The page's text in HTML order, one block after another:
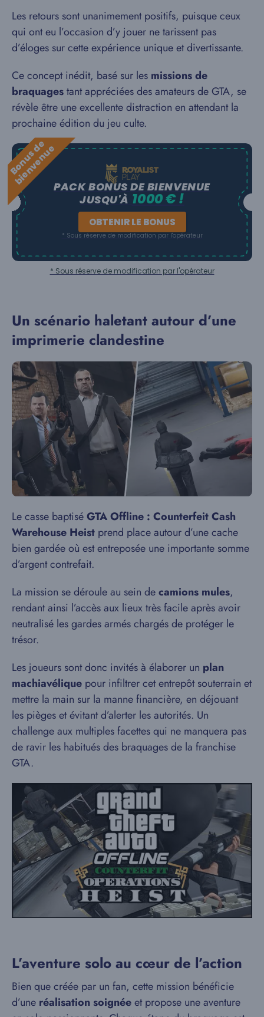
Les retours sont unanimement positifs, puisque ceux
qui ont eu l’occasion d’y jouer ne tarissent pas
d’éloges sur cette expérience unique et divertissante.
Ce concept inédit, basé sur les missions de
braquagestant appréciées des amateurs de GTA, se
révèle être une excellente distraction en attendant la
prochaine édition du jeu culte.
B
o
n
u
s
d
e
b
i
e
n
v
e
n
u
ePACK BONUS DE BIENVENUE
JUSQU'À 1000 € !
OBTENIR LE BONUS
* Sous réserve de modification par l'opérateur
* Sous réserve de modification par l'opérateur
Un scénario haletant autour d’une
imprimerie clandestine
Le casse baptiséGTA Offline : Counterfeit Cash
Warehouse Heist prend place autour d’une cache
bien gardée où est entreposée une importante somme
d’argent contrefait.
La mission se déroule au sein decamions mules,
rendant ainsi l’accès aux lieux très facile après avoir
neutralisé les gardes armés chargés de protéger le
trésor.
Les joueurs sont donc invités à élaborer un plan
machiavélique pour infiltrer cet entrepôt souterrain et
mettre la main sur la manne financière, en déjouant
les pièges et évitant d’alerter les autorités. Un
challenge aux multiples facettes qui ne manquera pas
de ravir les habitués des braquages de la franchise
GTA.
L’aventure solo au cœur de l’action
Bien que créée par un fan, cette mission bénéficie
d’une réalisation soignéeet propose une aventure